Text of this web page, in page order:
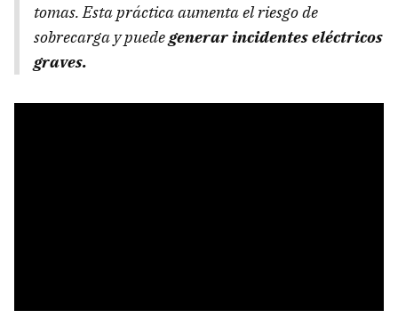
tomas. Esta práctica aumenta el riesgo de
sobrecarga y puedegenerar incidentes eléctricos
graves.